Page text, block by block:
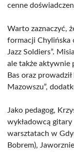
cenne
Warto zaznaczyć,
formacji Chylińska
Jazz Soldiers”.
ale także aktywnie
Bas oraz
Mazowszu”,
Jako pedagog,
wykładowcą
warsztatach w
Bobrem),